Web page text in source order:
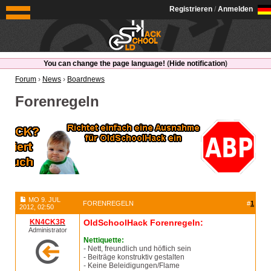
OldSchoolHack
Registrieren / Anmelden
You can change the page language! (Hide notification)
Forum › News › Boardnews
Forenregeln
MO 9. JUL
2012, 02:50
FORENREGELN #1
KN4CK3R
Administrator
OldSchoolHack Forenregeln:
Nettiquette:
- Nett, freundlich und höflich sein
- Beiträge konstruktiv gestalten
- Keine Beleidigungen/Flame